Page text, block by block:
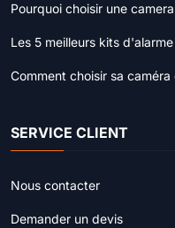
Pourquoi choisir une
Les 5 meilleurs kits
Comment choisir sa
SERVICE CLIENT
Nous contacter
Demander un devis